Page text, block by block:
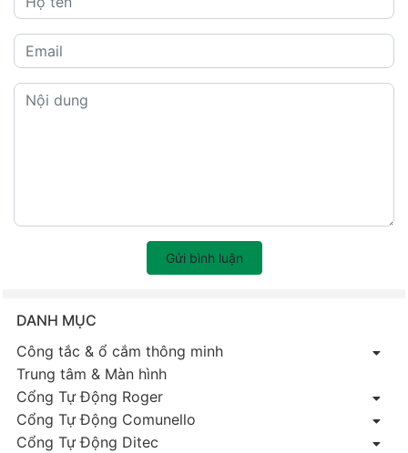
Gửi bình luận
DANH MỤC
Công tắc & ổ cắm thông minh
Trung tâm & Màn hình
Cổng Tự Động Roger
Cổng Tự Động Comunello
Cổng Tự Động Ditec